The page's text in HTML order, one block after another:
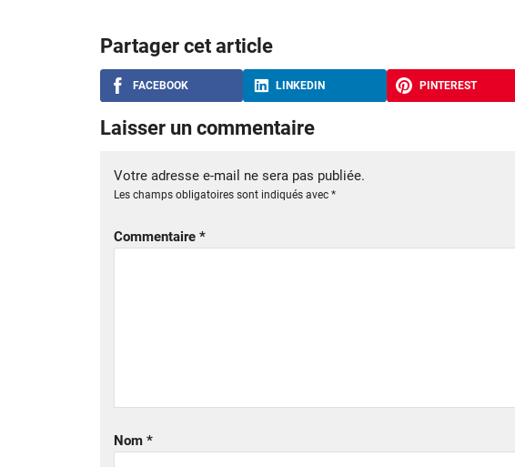
Partager cet article
FACEBOOK LINKEDIN PINTEREST
Laisser un commentaire
Votre adresse e-mail ne sera pas publiée.
Les champs obligatoires sont indiqués avec *
Commentaire *
Nom *